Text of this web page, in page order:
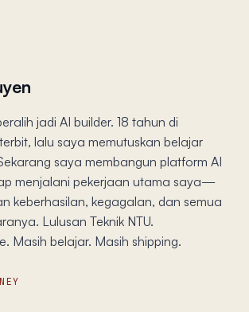
jadi AI builder. 18 tahun di
lalu saya memutuskan belajar
saya membangun platform AI
menjalani pekerjaan utama saya—
keberhasilan, kegagalan, dan semua
Lulusan Teknik NTU.
Masih belajar. Masih shipping.